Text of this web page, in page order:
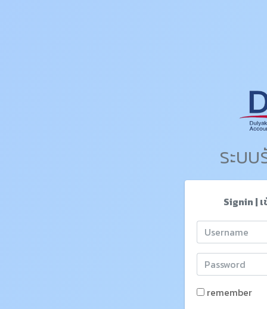
ระบ
Signin |
remember